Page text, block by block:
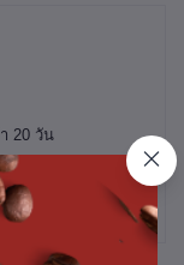
20 วัน